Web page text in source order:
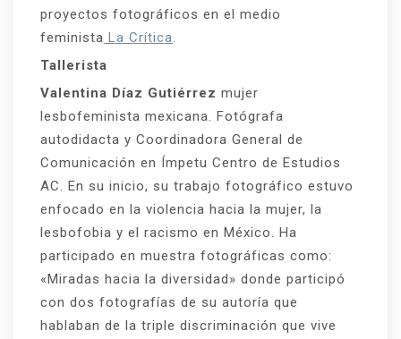
proyectos fotográficos en el medio
feminista La Crítica.
Tallerista
Valentina Díaz Gutiérrez mujer
lesbofeminista mexicana. Fotógrafa
autodidacta y Coordinadora General de
Comunicación en Ímpetu Centro de Estudios
AC. En su inicio, su trabajo fotográfico estuvo
enfocado en la violencia hacia la mujer, la
lesbofobia y el racismo en México. Ha
participado en muestra fotográficas como:
«Miradas hacia la diversidad» donde participó
con dos fotografías de su autoría que
hablaban de la triple discriminación que vive